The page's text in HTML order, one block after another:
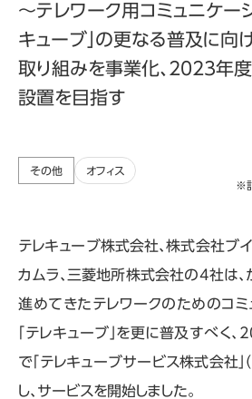
～テレワーク用コミュニケー
キューブ」の更なる普及に向
取り組みを事業化、2023年
設置を目指す
その他 オフィス
※
テレキューブ株式会社、株式会社ブ
カムラ、三菱地所株式会社の4社は
進めてきたテレワークのためのコミ
「テレキューブ」を更に普及すべく
で「テレキューブサービス株式会社」
し、サービスを開始しました。